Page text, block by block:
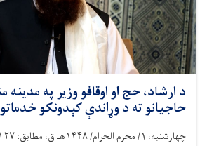
د ارشاد، حج او اوقافو وزیر په مدینه
حاجیانو ته د وړاندې کېدونکو خدماتو
چهارشنبه، ۱/ محرم الحرام/۱۴۴۸هـ ق، مطابق: ۲۷ /